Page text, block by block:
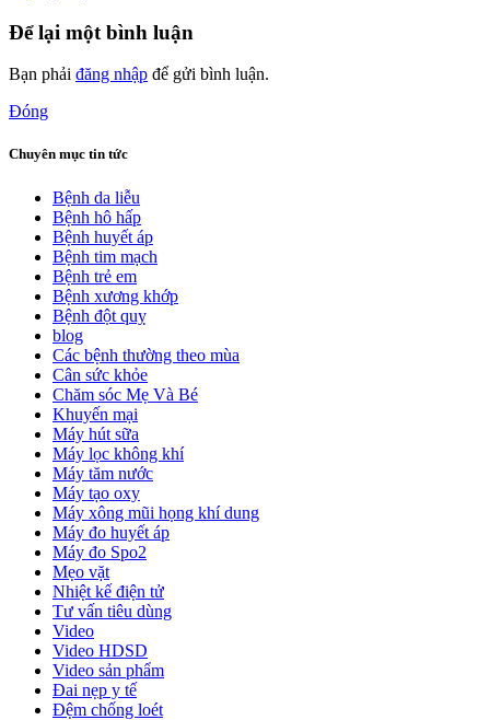
Để lại một bình luận
Bạn phải đăng nhập để gửi bình luận.
Đóng
Chuyên mục tin tức
Bệnh da liễu
Bệnh hô hấp
Bệnh huyết áp
Bệnh tim mạch
Bệnh trẻ em
Bệnh xương khớp
Bệnh đột quỵ
blog
Các bệnh thường theo mùa
Cân sức khỏe
Chăm sóc Mẹ Và Bé
Khuyến mại
Máy hút sữa
Máy lọc không khí
Máy tăm nước
Máy tạo oxy
Máy xông mũi họng khí dung
Máy đo huyết áp
Máy đo Spo2
Mẹo vặt
Nhiệt kế điện tử
Tư vấn tiêu dùng
Video
Video HDSD
Video sản phẩm
Đai nẹp y tế
Đệm chống loét